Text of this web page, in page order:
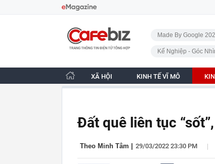
CafeBiz - Trang chủ
Made By Google
Kế Nghiệp - Góc
XÃ HỘI KINH TẾ VĨ MÔ
Đất quê liên tục
Theo Minh Tâm 29/03/2022 23:30 PM |